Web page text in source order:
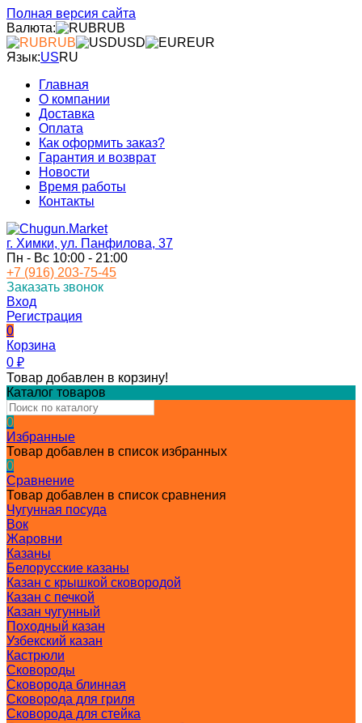
Полная версия сайта
Валюта:
RUB
RUB
USD
EUR
Язык:USRU
Главная
О компании
Доставка
Оплата
Как оформить заказ?
Гарантия и возврат
Новости
Время работы
Контакты
г. Химки, ул. Панфилова, 37
Пн - Вс 10:00 - 21:00
+7 (916) 203-75-45
Заказать звонок
Вход
Регистрация
0
Корзина
0 ₽
Товар добавлен в корзину!
Каталог товаров
0
Избранные
Товар добавлен в список избранных
0
Сравнение
Товар добавлен в список сравнения
Чугунная посуда
Вок
Жаровни
Казаны
Белорусские казаны
Казан с крышкой сковородой
Казан с печкой
Казан чугунный
Походный казан
Узбекский казан
Кастрюли
Сковороды
Сковорода блинная
Сковорода для гриля
Сковорода для стейка